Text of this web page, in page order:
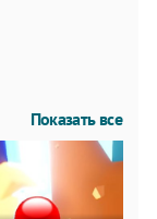
Показать все